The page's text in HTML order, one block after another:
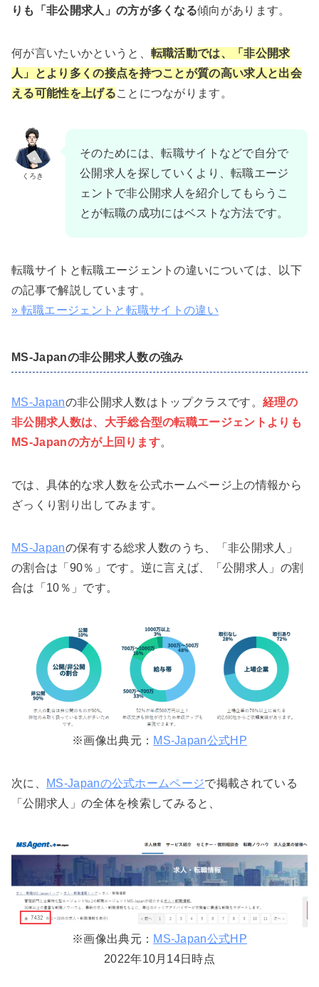
りも「非公開求人」の方が多くなる傾向があります。
何が言いたいかというと、 転職活動では、
「非公開求
人」とより多くの接点を持つことが質の高い求人と出会
える可能性を上げることにつながります。
くろき
そのためには、転職サイトなどで自分で
公開求人を探していくより、転職エージ
ェントで非公開求人を紹介してもらうこ
とが転職の成功にはベストな方法です。
転職サイトと転職エージェントの違いについては、以下
の記事で解説しています。
» 転職エージェントと転職サイトの違い
MS-Japanの非公開求人数の強み
MS-Japanの非公開求人数はトップクラスです。経理の
非公開求人数は、大手総合型の転職エージェントよりも
MS-Japanの方が上回ります。
では、具体的な求人数を公式ホームページ上の情報から
ざっくり割り出してみます。
MS-Japanの保有する総求人数のうち、「非公開求人」
の割合は「90％」です。逆に言えば、「公開求人」の割
合は「10％」です。
※画像出典元： MS-Japan公式HP
次に、 MS-Japanの公式ホームページで掲載されている
「公開求人」の全体を検索してみると、
※画像出典元： MS-Japan公式HP
2022年10月14日時点